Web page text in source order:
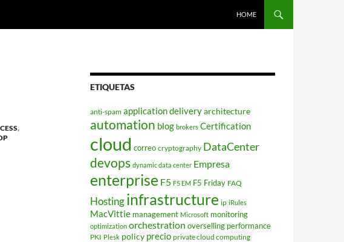
HOME
,
ETIQUETAS
anti-spam application deliveryarchitecture
automation blog brokers Certification
cloud correo cryptography DataCenter
devops dynamic data center Empresa
enterprise F5 F5 EM F5 Friday FAQ
Hostinginfrastructure ip iRules
MacVittie management Microsoft monitoring
optimization orchestration overselling performance
PKI Plesk policy precio private cloud computing